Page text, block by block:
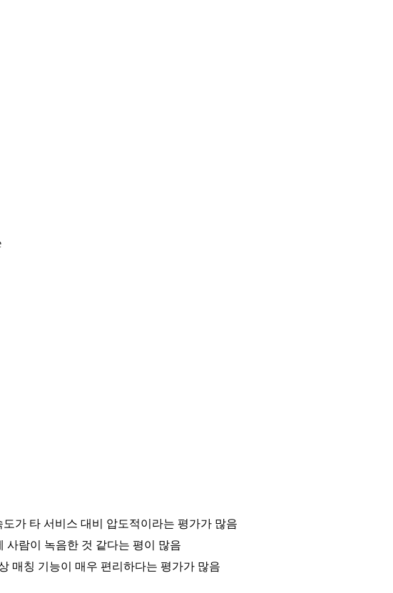
가 타 서비스 대비 압도적이라는 평가가 많음
사람이 녹음한 것 같다는 평이 많음
매칭 기능이 매우 편리하다는 평가가 많음